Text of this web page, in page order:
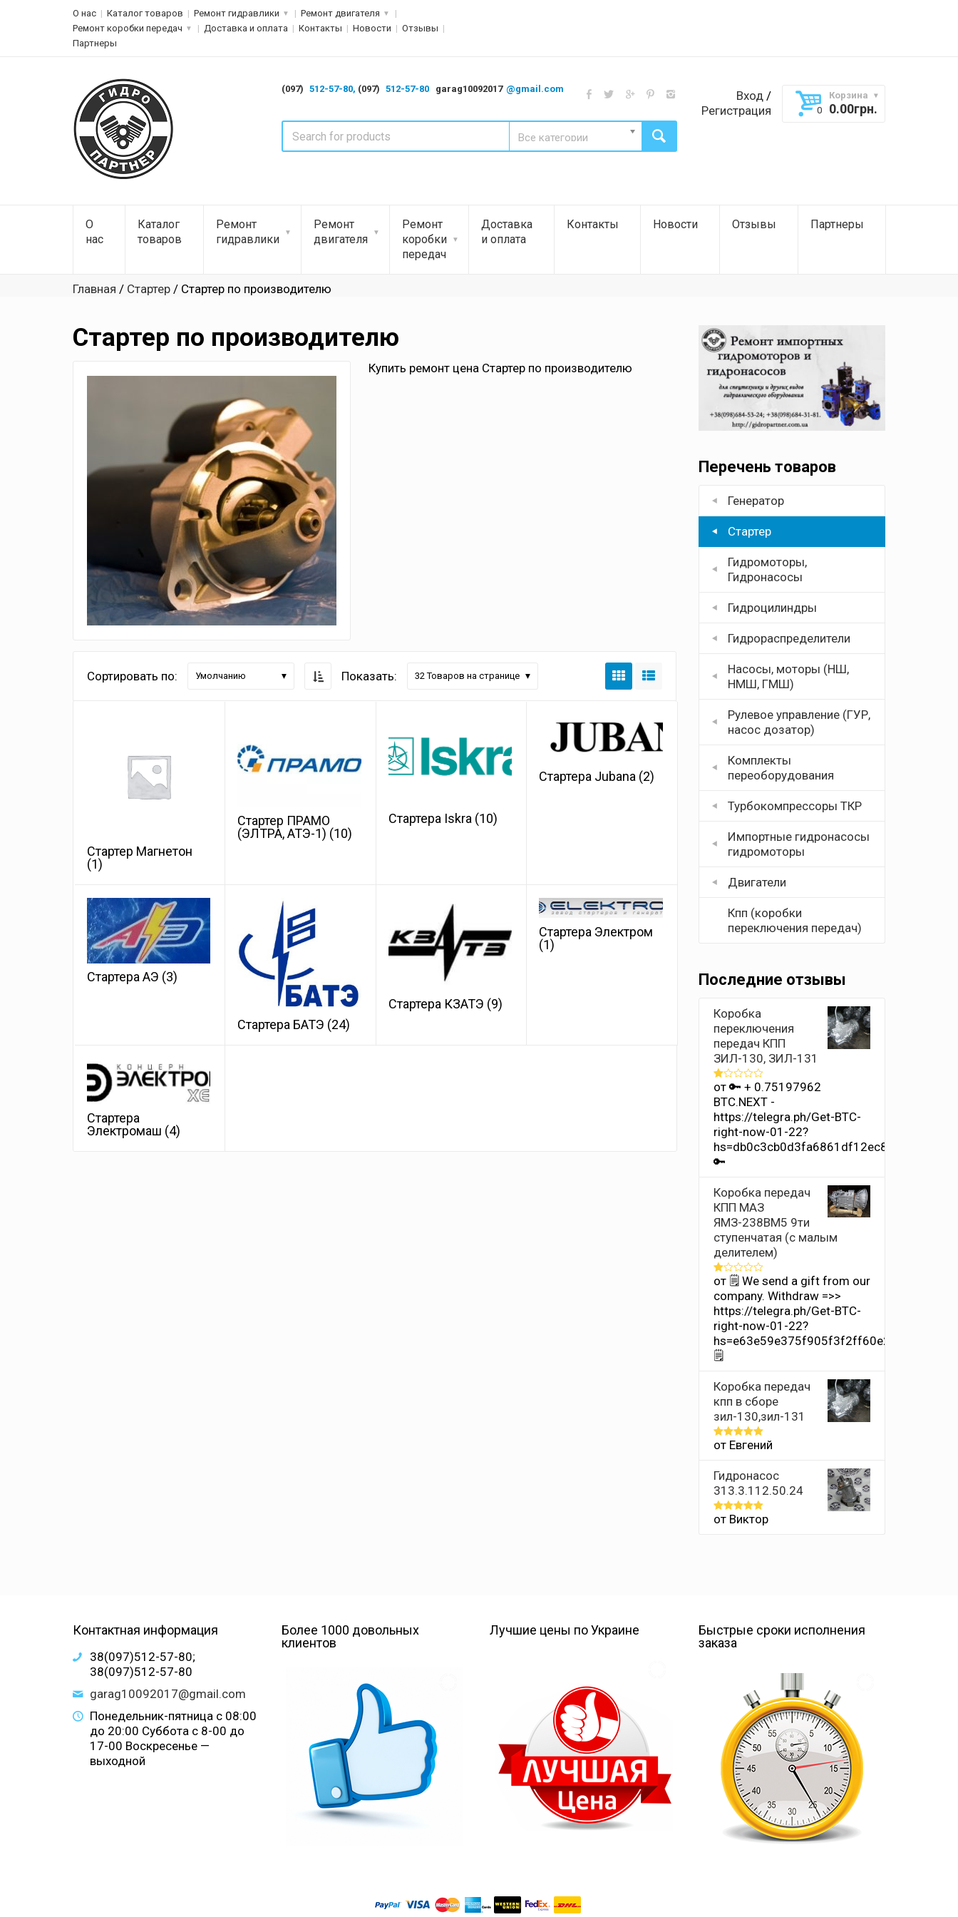
О нас Каталог товаров Ремонт гидравлики
Ремонт двигателя
Ремонт коробки передач
Доставка и оплата Контакты Новости
Отзывы
Партнеры
(097) 512-57-80, (097) 512-57-80 garag10092017 @gmail.com
Все категории
Вход /
Регистрация
Корзина
0.00грн.
О
нас
Каталог
товаров
Ремонт
гидравлики
Ремонт
двигателя
Ремонт
коробки
передач
Доставка
и оплата
Контакты Новости Отзывы Партнеры
Главная / Стартер / Стартер по производителю
Перечень товаров
Генератор
Стартер
Гидромоторы,
Гидронасосы
Гидроцилиндры
Гидрораспределители
Насосы, моторы (НШ,
НМШ, ГМШ)
Рулевое управление (ГУР,
насос дозатор)
Комплекты
переоборудования
Турбокомпрессоры ТКР
Импортные гидронасосы
гидромоторы
Двигатели
Кпп (коробки
переключения передач)
Последние отзывы
Коробка
переключения
передач КПП
ЗИЛ-130, ЗИЛ-131
Оценка
1
из
5
от 🔑 + 0.75197962
BTC.NEXT -
https://telegra.ph/Get-BTC-
right-now-01-22?
hs=db0c3cb0d3fa6861df12ec8686b4e342&
🔑
Коробка передач
КПП МАЗ
ЯМЗ-238ВМ5 9ти
ступенчатая (с малым
делителем)
Оценка
из
5
от 🗒 We send a gift from our
company. Withdrаw =>>
https://telegra.ph/Get-BTC-
right-now-01-22?
hs=e63e59e375f905f3f2ff60e2011659ff&
🗒
Коробка передач
кпп в сборе
зил-130,зил-131
Оценка5
от Евгений
Гидронасос
313.3.112.50.24
Оценка5
от Виктор
Стартер по производителю
Купить ремонт цена Стартер по производителю
Сортировать по: Умолчанию Показать: 32Товаров на странице
Стартер Магнетон
(1)
Стартер ПРАМО
(ЭЛТРА, АТЭ-1) (10)
Стартера Iskra (10)
Стартера Jubana (2)
Стартера АЭ (3)
Стартера БАТЭ (24)
Стартера КЗАТЭ (9)
Стартера Электром
(1)
Стартера
Электромаш (4)
Контактная информация
38(097)512-57-80;
38(097)512-57-80
garag10092017@gmail.com
Понедельник-пятница с 08:00
до 20:00 Суббота с 8-00 до
17-00 Воскресенье —
выходной
Более 1000 довольных
клиентов
Лучшие цены по Украине
Быстрые сроки исполнения
заказа